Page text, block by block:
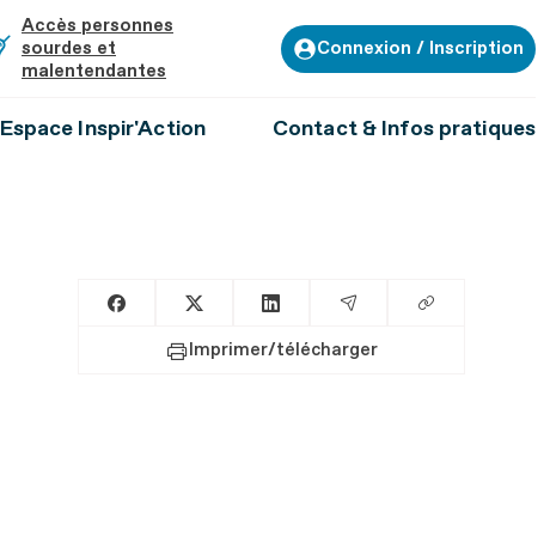
Accès personnes
sourdes et
malentendantes
Connexion / Inscription
Espace Inspir'Action Contact & Infos pratiques
Partager sur Facebook
Partager sur XPartager sur LinkedIn
Partager par Email
Copier le lien
Imprimer/télécharger